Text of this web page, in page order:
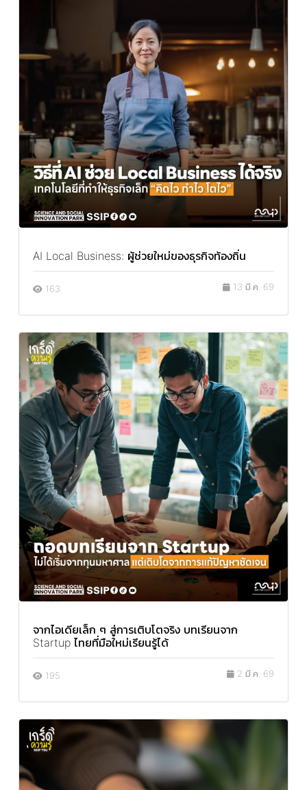
AI Local Business: ผู้ช่วยใหม่ของธุรกิจท้องถิ่น
163 13 มี.ค. 69
จากไอเดียเล็ก ๆ สู่การเติบโตจริง บทเรียนจาก
Startup ไทยที่มือใหม่เรียนรู้ได้
195 2 มี.ค. 69